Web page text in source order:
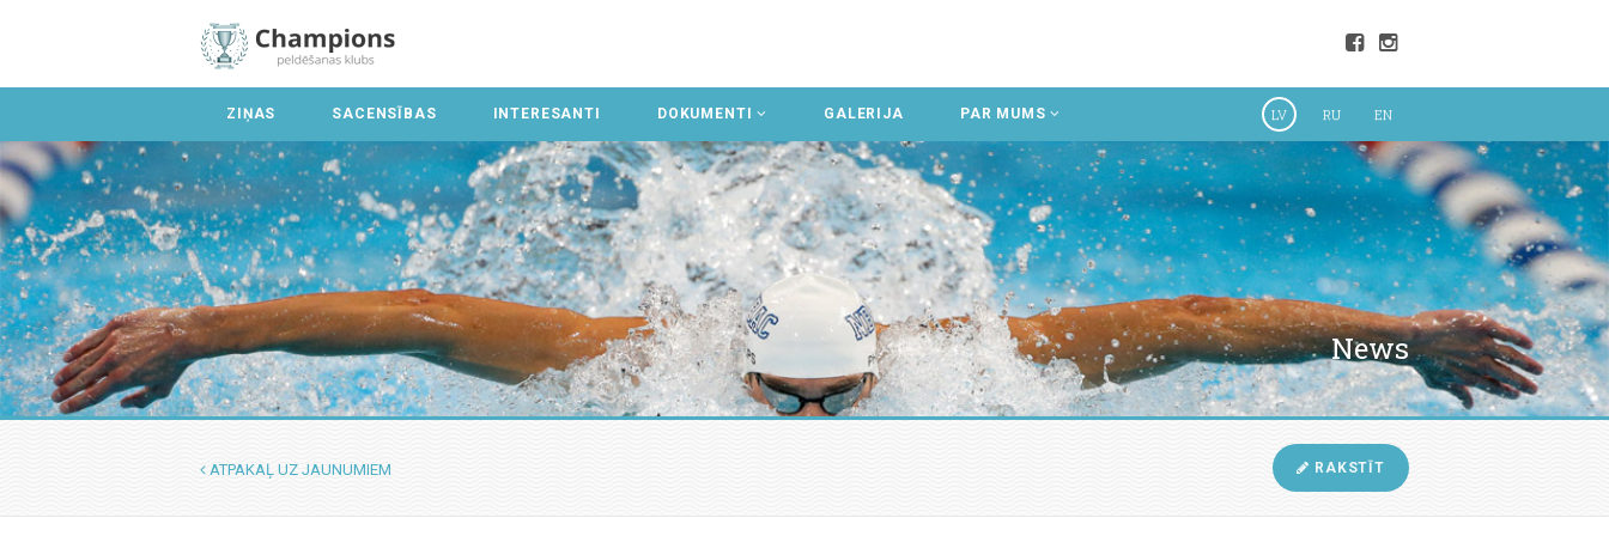
LV RU EN
ZIŅAS SACENSĪBAS INTERESANTI DOKUMENTI GALERIJA PAR MUMS
News
ATPAKAĻ UZ JAUNUMIEM RAKSTĪT